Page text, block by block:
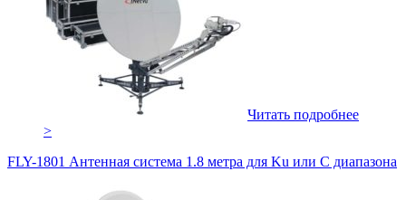
Читать подробнее
>
FLY-1801 Антенная система 1.8 метра для Ku или C диапазона